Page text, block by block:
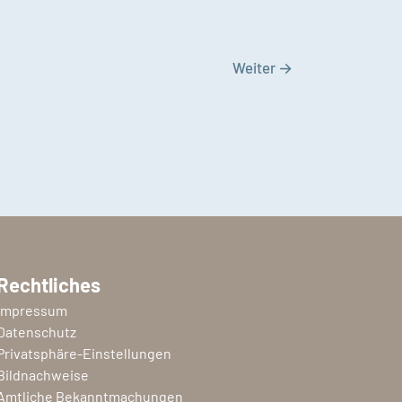
Weiter →
Einstellungen
Bekanntmachungen